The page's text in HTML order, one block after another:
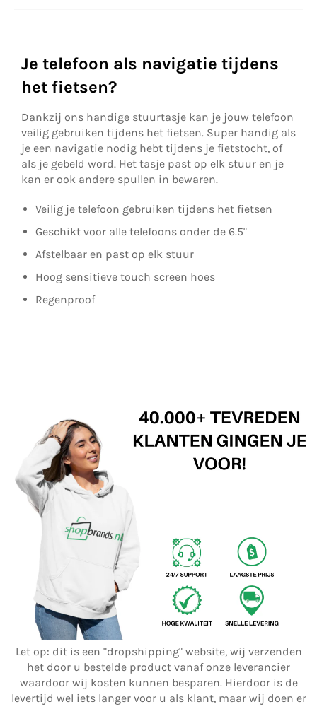
Je telefoon als navigatie tijdens
het fietsen?
Dankzij ons handige stuurtasje kan je jouw telefoon
veilig gebruiken tijdens het fietsen. Super handig als
je een navigatie nodig hebt tijdens je fietstocht, of
als je gebeld word. Het tasje past op elk stuur en je
kan er ook andere spullen in bewaren.
Veilig je telefoon gebruiken tijdens het fietsen
Geschikt voor alle telefoons onder de 6.5"
Afstelbaar en past op elk stuur
Hoog sensitieve touch screen hoes
Regenproof
Let op: dit is een "dropshipping" website, wij verzenden
het door u bestelde product vanaf onze leverancier
waardoor wij kosten kunnen besparen. Hierdoor is de
levertijd wel iets langer voor u als klant, maar wij doen er